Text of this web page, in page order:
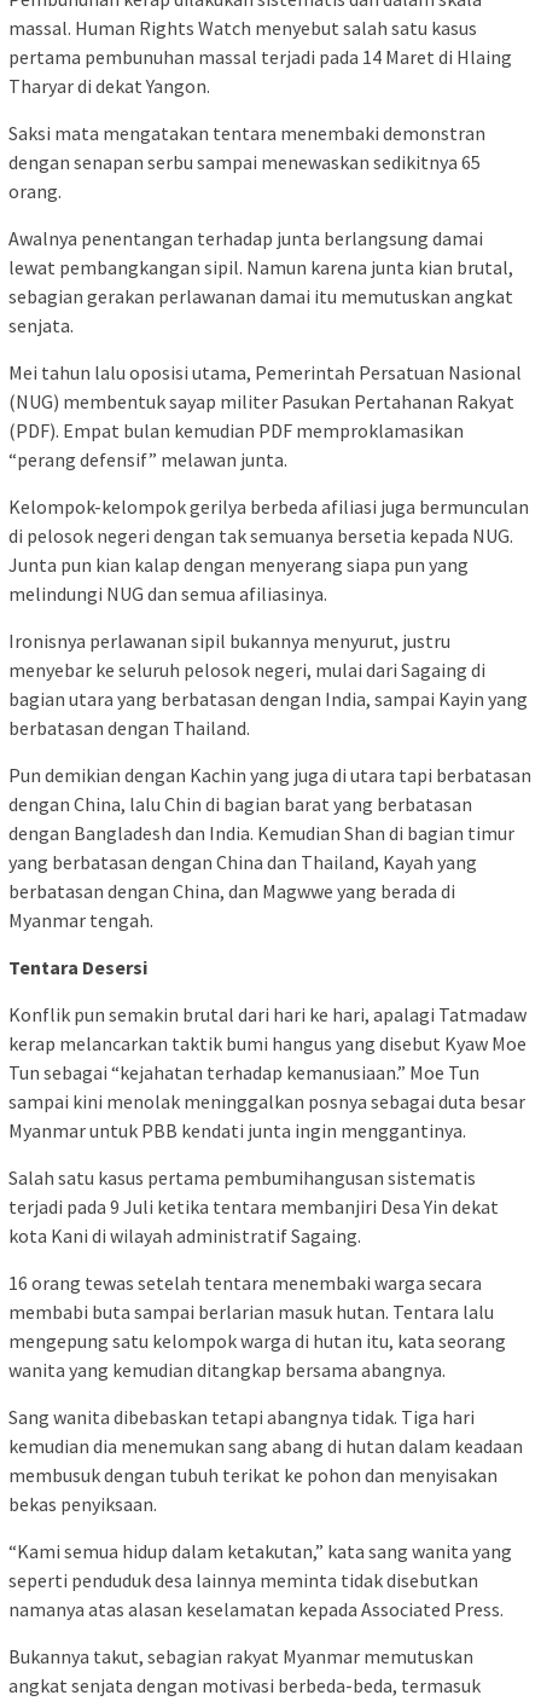
massal. Human Rights Watch menyebut salah satu kasus
pertama pembunuhan massal terjadi pada 14 Maret di Hlaing
Tharyar di dekat Yangon.
Saksi mata mengatakan tentara menembaki demonstran
dengan senapan serbu sampai menewaskan sedikitnya 65
orang.
Awalnya penentangan terhadap junta berlangsung damai
lewat pembangkangan sipil. Namun karena junta kian brutal,
sebagian gerakan perlawanan damai itu memutuskan angkat
senjata.
Mei tahun lalu oposisi utama, Pemerintah Persatuan Nasional
(NUG) membentuk sayap militer Pasukan Pertahanan Rakyat
(PDF). Empat bulan kemudian PDF memproklamasikan
“perang defensif” melawan junta.
Kelompok-kelompok gerilya berbeda afiliasi juga bermunculan
di pelosok negeri dengan tak semuanya bersetia kepada NUG.
Junta pun kian kalap dengan menyerang siapa pun yang
melindungi NUG dan semua afiliasinya.
Ironisnya perlawanan sipil bukannya menyurut, justru
menyebar ke seluruh pelosok negeri, mulai dari Sagaing di
bagian utara yang berbatasan dengan India, sampai Kayin yang
berbatasan dengan Thailand.
Pun demikian dengan Kachin yang juga di utara tapi berbatasan
dengan China, lalu Chin di bagian barat yang berbatasan
dengan Bangladesh dan India. Kemudian Shan di bagian timur
yang berbatasan dengan China dan Thailand, Kayah yang
berbatasan dengan China, dan Magwwe yang berada di
Myanmar tengah.
Tentara Desersi
Konflik pun semakin brutal dari hari ke hari, apalagi Tatmadaw
kerap melancarkan taktik bumi hangus yang disebut Kyaw Moe
Tun sebagai “kejahatan terhadap kemanusiaan.” Moe Tun
sampai kini menolak meninggalkan posnya sebagai duta besar
Myanmar untuk PBB kendati junta ingin menggantinya.
Salah satu kasus pertama pembumihangusan sistematis
terjadi pada 9 Juli ketika tentara membanjiri Desa Yin dekat
kota Kani di wilayah administratif Sagaing.
16 orang tewas setelah tentara menembaki warga secara
membabi buta sampai berlarian masuk hutan. Tentara lalu
mengepung satu kelompok warga di hutan itu, kata seorang
wanita yang kemudian ditangkap bersama abangnya.
Sang wanita dibebaskan tetapi abangnya tidak. Tiga hari
kemudian dia menemukan sang abang di hutan dalam keadaan
membusuk dengan tubuh terikat ke pohon dan menyisakan
bekas penyiksaan.
“Kami semua hidup dalam ketakutan,” kata sang wanita yang
seperti penduduk desa lainnya meminta tidak disebutkan
namanya atas alasan keselamatan kepada Associated Press.
Bukannya takut, sebagian rakyat Myanmar memutuskan
angkat senjata dengan motivasi berbeda-beda, termasuk